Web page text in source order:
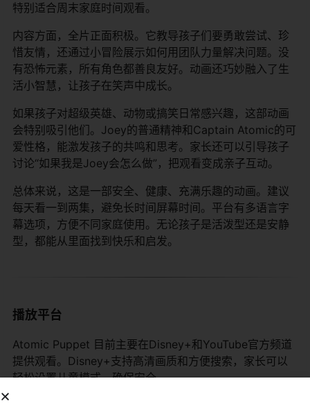
特别适合周末家庭时间观看。
内容方面，全片正面积极。它教导孩子们要勇敢尝试、珍
惜友情，还通过小冒险展示如何用团队力量解决问题。没
有恐怖元素，所有角色都善良友好。动画还巧妙融入了生
活小智慧，让孩子在笑声中成长。
如果孩子对超级英雄、动物或搞笑日常感兴趣，这部动画
会特别吸引他们。Joey的普通精神和Captain Atomic的可
爱性格，能激发孩子的共鸣和思考。家长还可以引导孩子
讨论“如果我是Joey会怎么做”，把观看变成亲子互动。
总体来说，这是一部安全、健康、充满乐趣的动画。建议
每天看一到两集，避免长时间屏幕时间。平台有多语言字
幕选项，方便不同家庭使用。无论孩子是活泼型还是安静
型，都能从里面找到快乐和启发。
播放平台
Atomic Puppet 目前主要在Disney+和YouTube官方频道
提供观看。Disney+支持高清画质和方便搜索，家长可以
轻松设置儿童模式，确保安全。